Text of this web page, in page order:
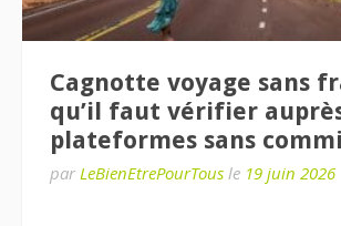
Cagnotte voyage sans
qu’il faut vérifier
plateformes sans
par LeBienEtrePourTous le 19 juin 2026